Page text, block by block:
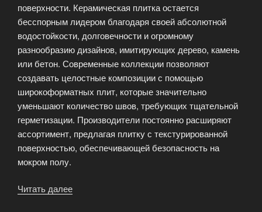
поверхности. Керамическая плитка остается
бесспорным лидером благодаря своей абсолютной
водостойкости, долговечности и огромному
разнообразию дизайнов, имитирующих дерево, камень
или бетон. Современные коллекции позволяют
создавать целостные композиции с помощью
широкоформатных плит, которые значительно
уменьшают количество швов, требующих тщательной
герметизации. Производители постоянно расширяют
ассортимент, предлагая плитку с текстурированной
поверхностью, обеспечивающей безопасность на
мокром полу.
Читать далее